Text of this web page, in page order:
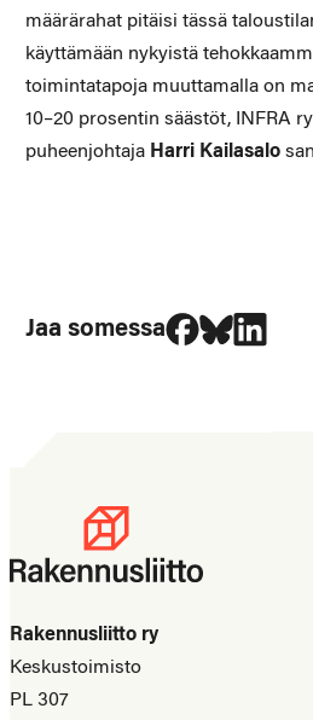
määrärahat pitäisi tässä
käyttämään nykyistä
toimintatapoja muuttamalla on
10–20 prosentin säästöt, INFRA
puheenjohtaja Harri Kailasalo
Jaa somessa
Jaa Facebookissa
Jaa Jaa
Rakennusliitto ry
Keskustoimisto
PL 307